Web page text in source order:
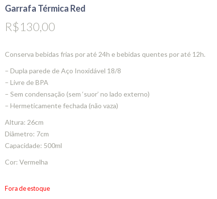
Garrafa Térmica Red
R$130,00
Conserva bebidas frias por até 24h e bebidas quentes por até 12h.
– Dupla parede de Aço Inoxidável 18/8
– Livre de BPA
– Sem condensação (sem ‘suor’ no lado externo)
– Hermeticamente fechada (não vaza)
Altura: 26cm
Diâmetro: 7cm
Capacidade: 500ml
Cor: Vermelha
Fora de estoque